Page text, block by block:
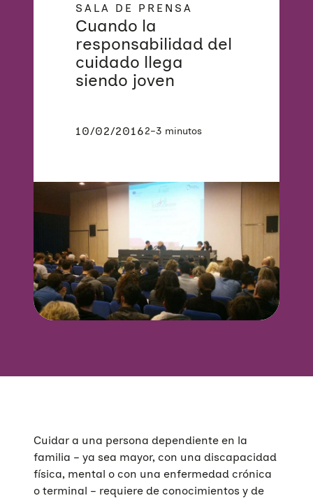
SALA DE PRENSA
Cuando la
responsabilidad del
cuidado llega
siendo joven
10/02/20162–3 minutos
Cuidar a una persona dependiente en la
familia – ya sea mayor, con una discapacidad
física, mental o con una enfermedad crónica
o terminal – requiere de conocimientos y de